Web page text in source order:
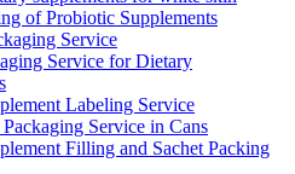
of Probiotic Supplements
Service
Service for Dietary
Labeling Service
Service in Cans
Filling and Sachet Packing